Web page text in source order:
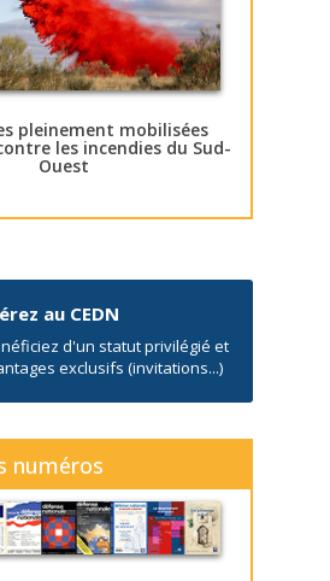
pleinement mobilisées
les incendies du Sud-
Ouest
au CEDN
d'un statut privilégié et
exclusifs (invitations...)
numéros